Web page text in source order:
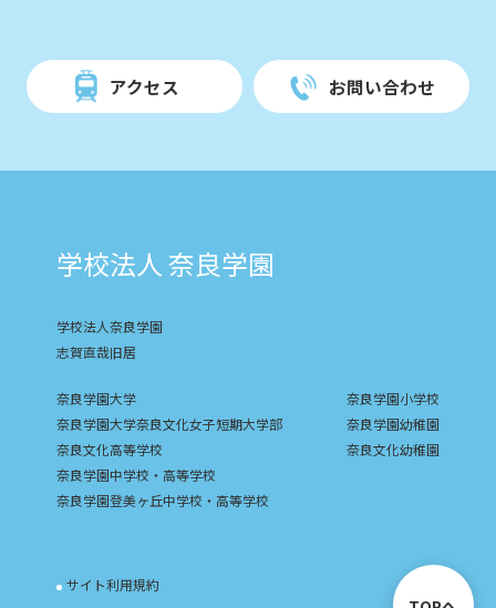
アクセス お問い合わせ
学校法人 奈良学園
学校法人奈良学園
志賀直哉旧居
奈良学園大学
奈良学園大学奈良文化女子短期大学部
奈良文化高等学校
奈良学園中学校・高等学校
奈良学園登美ヶ丘中学校・高等学校
奈良学園小学校
奈良学園幼稚園
奈良文化幼稚園
サイト利用規約